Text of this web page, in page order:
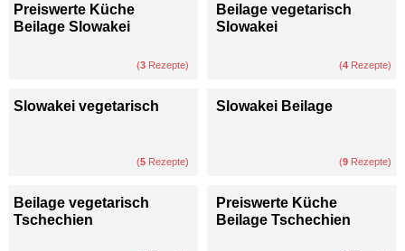
Preiswerte Küche
Beilage Slowakei
(3 Rezepte)
Beilage vegetarisch
Slowakei
(4 Rezepte)
Slowakei vegetarisch
(5 Rezepte)
Slowakei Beilage
(9 Rezepte)
Beilage vegetarisch
Tschechien
Preiswerte Küche
Beilage Tschechien